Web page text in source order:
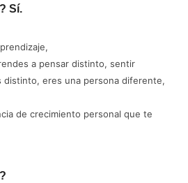
Sí.
a pensar distinto, sentir
eres una persona diferente,
de crecimiento personal que te